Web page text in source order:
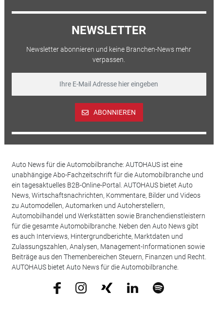
NEWSLETTER
Newsletter abonnieren und keine Branchen-News mehr
verpassen.
ABONNIEREN
Auto News für die Automobilbranche: AUTOHAUS ist eine
unabhängige Abo-Fachzeitschrift für die Automobilbranche und
ein tagesaktuelles B2B-Online-Portal. AUTOHAUS bietet Auto
News, Wirtschaftsnachrichten, Kommentare, Bilder und Videos
zu Automodellen, Automarken und Autoherstellern,
Automobilhandel und Werkstätten sowie Branchendienstleistern
für die gesamte Automobilbranche. Neben den Auto News gibt
es auch Interviews, Hintergrundberichte, Marktdaten und
Zulassungszahlen, Analysen, Management-Informationen sowie
Beiträge aus den Themenbereichen Steuern, Finanzen und Recht.
AUTOHAUS bietet Auto News für die Automobilbranche.